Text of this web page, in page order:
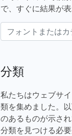
で、すぐに結果が表
分類
私たちはウェブサ
類を集めました。
のあるものが示さ
分類を見つける必